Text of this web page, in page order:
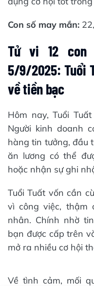
Con số may mắn:
Tử vi 12 con
5/9/2025: Tuổi
về tiền bạc
Hôm nay, Tuổi
Người kinh doanh
hàng tin tưởng, đầu
ăn lương có thể
hoặc nhận sự ghi
Tuổi Tuất vốn cần
vì công việc, thậm
nhân. Chính nhờ
bạn được cấp trên
mở ra nhiều cơ hội
Về tình cảm, mối